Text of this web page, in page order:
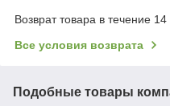
Возврат товара в течение
Все условия возврата
Подобные товары